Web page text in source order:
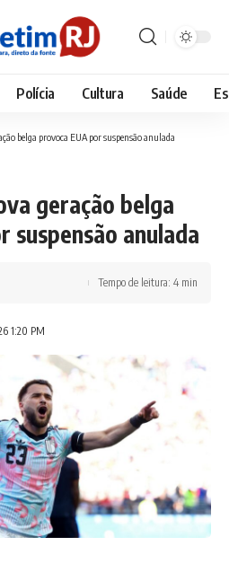
Polícia Cultura Saúde
belga provoca EUA por suspensão anulada
geração belga
suspensão anulada
1:20 PM
Tempo de leitura: 4 min